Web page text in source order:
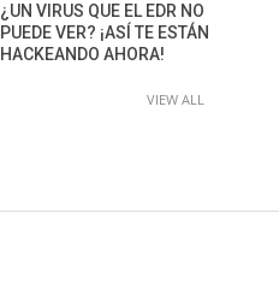
¿UN VIRUS QUE EL EDR NO
PUEDE VER? ¡ASÍ TE ESTÁN
HACKEANDO AHORA!
VIEW ALL